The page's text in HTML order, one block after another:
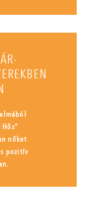
nőket
pozitív